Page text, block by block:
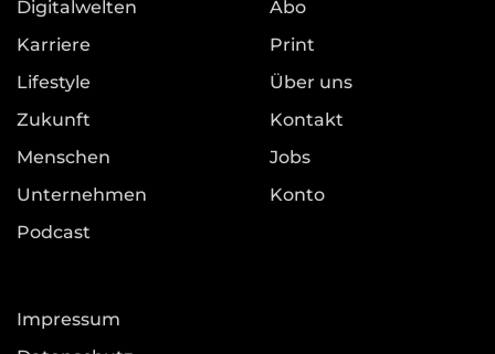
Digitalwelten
Karriere
Lifestyle
Zukunft
Menschen
Unternehmen
Podcast
Abo
Print
Über uns
Kontakt
Jobs
Konto
Impressum